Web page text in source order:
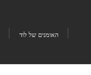
האומנים של לוד